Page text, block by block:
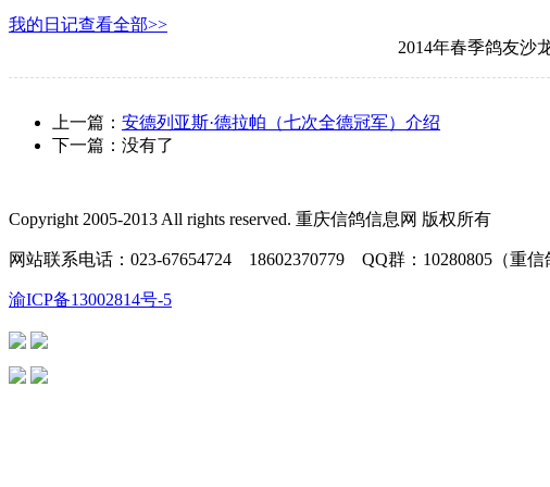
我的日记查看全部>>
2014年春季鸽友沙
上一篇： 安德列亚斯·德拉帕（七次全德冠军）介绍
下一篇：没有了
Copyright 2005-2013 All rights reserved. 重庆信鸽信息网 版权所有
网站联系电话：023-67654724 18602370779 QQ群：10280805（重信
渝ICP备13002814号-5